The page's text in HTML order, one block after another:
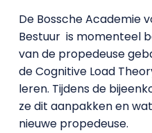
De Bossche Academie
Bestuur is momenteel
van de propedeuse
de Cognitive Load
leren. Tijdens de
ze dit aanpakken en
nieuwe propedeuse.